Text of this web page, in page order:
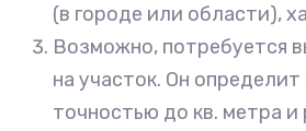
(в городе или области),
Возможно, потребуется
на участок. Он
точностью до кв. метра и